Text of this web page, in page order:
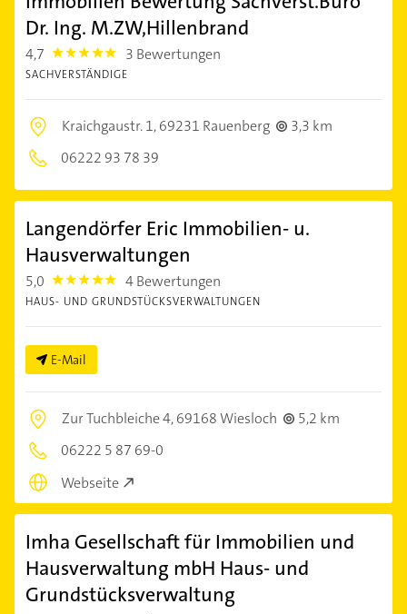
Dr. Ing. M.ZW,Hillenbrand
4,7 4.7000003 3 Bewertungen
SACHVERSTÄNDIGE
Kraichgaustr. 1,69231 Rauenberg
3,3 km
06222 93 78 39
Langendörfer Eric Immobilien- u.
Hausverwaltungen
5,0 5.0 4 Bewertungen
HAUS- UND GRUNDSTÜCKSVERWALTUNGEN
E-Mail
Zur Tuchbleiche 4,69168 Wiesloch
5,2 km
06222 5 87 69-0
Webseite
Imha Gesellschaft für Immobilien und
Hausverwaltung mbH Haus- und
Grundstücksverwaltung